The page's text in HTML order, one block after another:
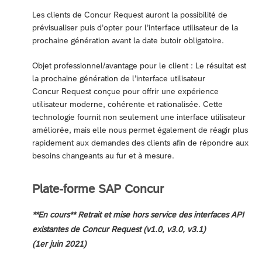
Les clients de Concur Request auront la possibilité de
prévisualiser puis d’opter pour l’interface utilisateur de la
prochaine génération avant la date butoir obligatoire.
Objet professionnel/avantage pour le client : Le résultat est
la prochaine génération de l’interface utilisateur
Concur Request conçue pour offrir une expérience
utilisateur moderne, cohérente et rationalisée. Cette
technologie fournit non seulement une interface utilisateur
améliorée, mais elle nous permet également de réagir plus
rapidement aux demandes des clients afin de répondre aux
besoins changeants au fur et à mesure.
Plate-forme SAP Concur
**En cours** Retrait et mise hors service des interfaces API
existantes de Concur Request (v1.0, v3.0, v3.1)
(1er juin 2021)